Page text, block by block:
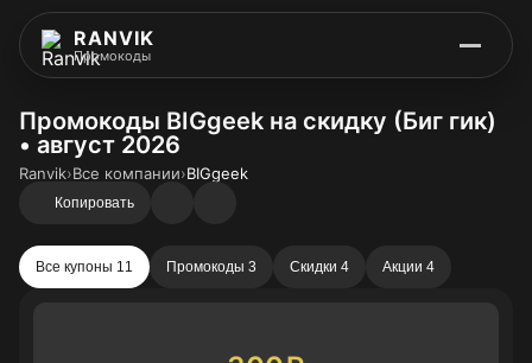
RANVIK
Промокоды
Промокоды BIGgeek на скидку (Биг гик)
• август 2026
Ranvik›Все компании›BIGgeek
Копировать
Все купоны 11 Промокоды 3 Скидки 4 Акции 4